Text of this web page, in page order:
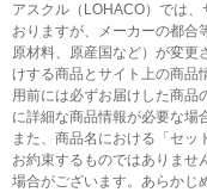
アスクル（LOHACO）では
おりますが、メーカーの都合
原材料、原産国など）が変更
けする商品とサイト上の商品
用前には必ずお届けした商品
に詳細な商品情報が必要な場
また、商品名における「セッ
お約束するものではありませ
場合がございます。あらかじ